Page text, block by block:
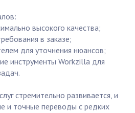
высокого качества;
в заказе;
для уточнения нюансов;
инструменты Workzilla для
стремительно развивается, и
и точные переводы с редких